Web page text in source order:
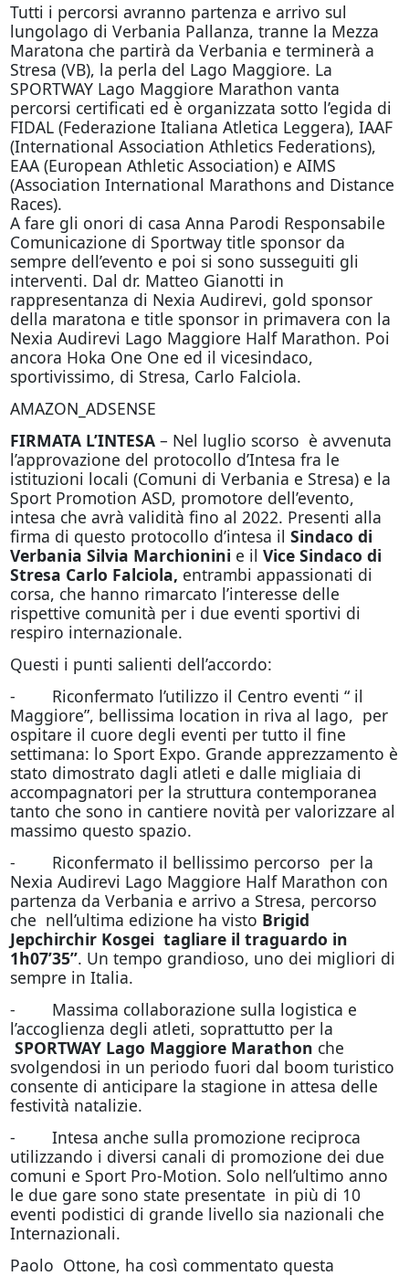
Tutti i percorsi avranno partenza e arrivo sul
lungolago di Verbania Pallanza, tranne la Mezza
Maratona che partirà da Verbania e terminerà a
Stresa (VB), la perla del Lago Maggiore. La
SPORTWAY Lago Maggiore Marathon vanta
percorsi certificati ed è organizzata sotto l’egida di
FIDAL (Federazione Italiana Atletica Leggera), IAAF
(International Association Athletics Federations),
EAA (European Athletic Association) e AIMS
(Association International Marathons and Distance
Races).
A fare gli onori di casa Anna Parodi Responsabile
Comunicazione di Sportway title sponsor da
sempre dell’evento e poi si sono susseguiti gli
interventi. Dal dr. Matteo Gianotti in
rappresentanza di Nexia Audirevi, gold sponsor
della maratona e title sponsor in primavera con la
Nexia Audirevi Lago Maggiore Half Marathon. Poi
ancora Hoka One One ed il vicesindaco,
sportivissimo, di Stresa, Carlo Falciola.
AMAZON_ADSENSE
FIRMATA L’INTESA– Nel luglio scorso è avvenuta
l’approvazione del protocollo d’Intesa fra le
istituzioni locali (Comuni di Verbania e Stresa) e la
Sport Promotion ASD, promotore dell’evento,
intesa che avrà validità fino al 2022. Presenti alla
firma di questo protocollo d’intesa il Sindaco di
Verbania Silvia Marchionini e il Vice Sindaco di
Stresa Carlo Falciola, entrambi appassionati di
corsa, che hanno rimarcato l’interesse delle
rispettive comunità per i due eventi sportivi di
respiro internazionale.
Questi i punti salienti dell’accordo:
- Riconfermato l’utilizzo il Centro eventi “ il
Maggiore”, bellissima location in riva al lago, per
ospitare il cuore degli eventi per tutto il fine
settimana: lo Sport Expo. Grande apprezzamento è
stato dimostrato dagli atleti e dalle migliaia di
accompagnatori per la struttura contemporanea
tanto che sono in cantiere novità per valorizzare al
massimo questo spazio.
- Riconfermato il bellissimo percorso per la
Nexia Audirevi Lago Maggiore Half Marathon con
partenza da Verbania e arrivo a Stresa, percorso
che nell’ultima edizione ha visto Brigid
Jepchirchir Kosgei tagliare il traguardo in
1h07’35”. Un tempo grandioso, uno dei migliori di
sempre in Italia.
- Massima collaborazione sulla logistica e
l’accoglienza degli atleti, soprattutto per la
SPORTWAY Lago Maggiore Marathon che
svolgendosi in un periodo fuori dal boom turistico
consente di anticipare la stagione in attesa delle
festività natalizie.
- Intesa anche sulla promozione reciproca
utilizzando i diversi canali di promozione dei due
comuni e Sport Pro-Motion. Solo nell’ultimo anno
le due gare sono state presentate in più di 10
eventi podistici di grande livello sia nazionali che
Internazionali.
Paolo Ottone, ha così commentato questa